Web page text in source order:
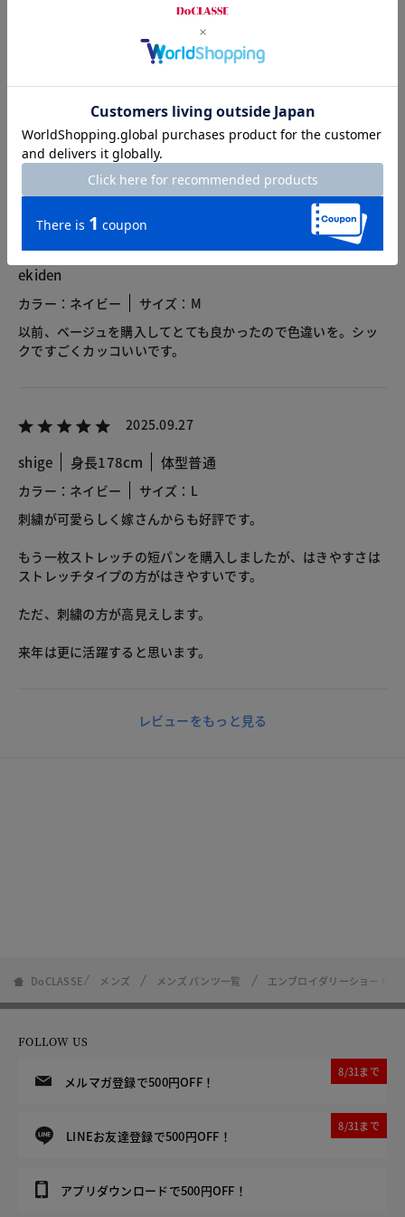
4.1 6レビュー
2025.09.29
ekiden
カラー：ネイビー
サイズ：M
以前、ベージュを購入してとても良かったので色違いを。シッ
クですごくカッコいいです。
2025.09.27
shige 身長178cm 体型普通
カラー：ネイビー
サイズ：L
刺繍が可愛らしく嫁さんからも好評です。
もう一枚ストレッチの短パンを購入しましたが、はきやすさは
ストレッチタイプの方がはきやすいです。
ただ、刺繍の方が高見えします。
来年は更に活躍すると思います。
レビューをもっと見る
DoCLASSE メンズ メンズ パンツ一覧 エンブロイダリーショートパ
FOLLOW US
メルマガ登録で500円OFF！
8/31まで
LINEお友達登録で500円OFF！
8/31まで
アプリダウンロードで500円OFF！